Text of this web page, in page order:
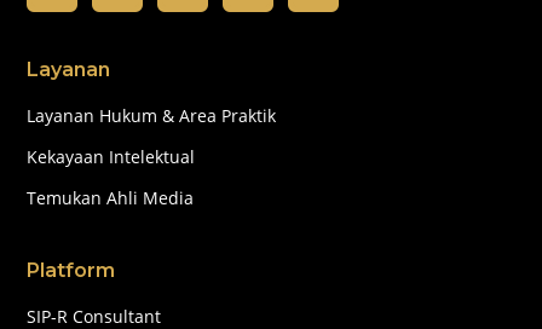
Layanan
Layanan Hukum & Area Praktik
Kekayaan Intelektual
Temukan Ahli Media
Platform
SIP-R Consultant